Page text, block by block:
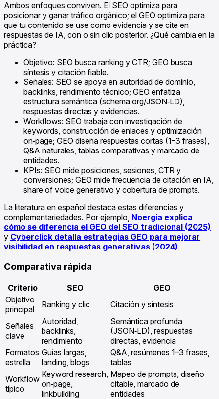
Ambos enfoques conviven. El SEO optimiza para
posicionar y ganar tráfico orgánico; el GEO optimiza para
que tu contenido se use como evidencia y se cite en
respuestas de IA, con o sin clic posterior. ¿Qué cambia en la
práctica?
Objetivo: SEO busca ranking y CTR; GEO busca
síntesis y citación fiable.
Señales: SEO se apoya en autoridad de dominio,
backlinks, rendimiento técnico; GEO enfatiza
estructura semántica (schema.org/JSON‑LD),
respuestas directas y evidencias.
Workflows: SEO trabaja con investigación de
keywords, construcción de enlaces y optimización
on‑page; GEO diseña respuestas cortas (1–3 frases),
Q&A naturales, tablas comparativas y marcado de
entidades.
KPIs: SEO mide posiciones, sesiones, CTR y
conversiones; GEO mide frecuencia de citación en IA,
share of voice generativo y cobertura de prompts.
La literatura en español destaca estas diferencias y
complementariedades. Por ejemplo, Noergia explica
cómo se diferencia el GEO del SEO tradicional (2025)
y Cyberclick detalla estrategias GEO para mejorar
visibilidad en respuestas generativas (2024).
Comparativa rápida
Criterio SEO
GEO
Objetivo
principal
Ranking y clic Citación y síntesis
Señales
clave
Autoridad,
backlinks,
rendimiento
Semántica profunda
(JSON‑LD), respuestas
directas, evidencia
Formatos
estrella
Guías largas,
landing, blogs
Q&A, resúmenes 1–3 frases,
tablas
Workflow
típico
Keyword research,
on‑page,
linkbuilding
Mapeo de prompts, diseño
citable, marcado de
entidades